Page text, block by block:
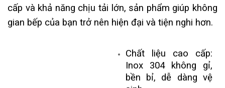
cấp và khả năng chịu tải lớn, sản phẩm giúp không
gian bếp của bạn trở nên hiện đại và tiện nghi hơn.
Chất liệu cao cấp:
Inox 304 không gỉ,
bền bỉ, dễ dàng vệ